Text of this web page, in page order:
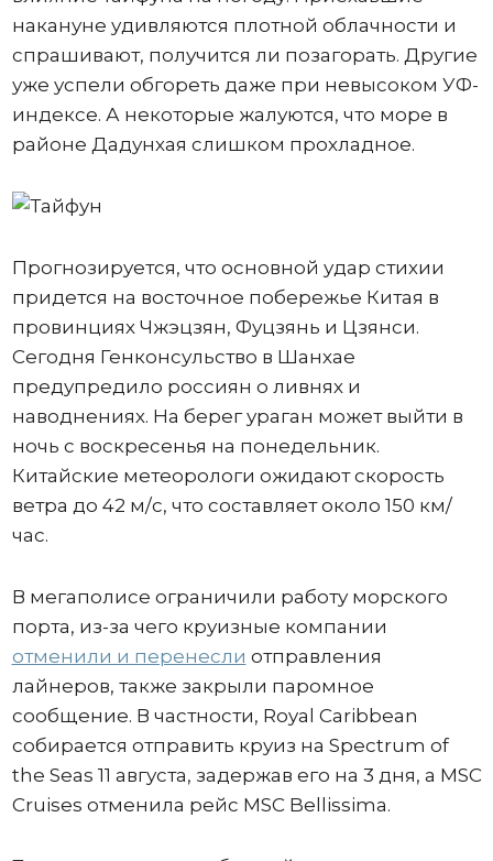
накануне удивляются плотной облачности и
спрашивают, получится ли позагорать. Другие
уже успели обгореть даже при невысоком УФ-
индексе. А некоторые жалуются, что море в
районе Дадунхая слишком прохладное.
Прогнозируется, что основной удар стихии
придется на восточное побережье Китая в
провинциях Чжэцзян, Фуцзянь и Цзянси.
Сегодня Генконсульство в Шанхае
предупредило россиян о ливнях и
наводнениях. На берег ураган может выйти в
ночь с воскресенья на понедельник.
Китайские метеорологи ожидают скорость
ветра до 42 м/с, что составляет около 150 км/
час.
В мегаполисе ограничили работу морского
порта, из-за чего круизные компании
отменили и перенесли отправления
лайнеров, также закрыли паромное
сообщение. В частности, Royal Caribbean
собирается отправить круиз на Spectrum of
the Seas 11 августа, задержав его на 3 дня, а MSC
Cruises отменила рейс MSC Bellissima.